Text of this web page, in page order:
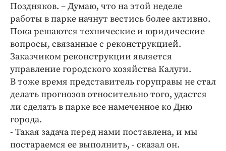
Поздняков. – Думаю, что на этой неделе
работы в парке начнут вестись более активно.
Пока решаются технические и юридические
вопросы, связанные с реконструкцией.
Заказчиком реконструкции является
управление городского хозяйства Калуги.
В тоже время представитель горуправы не стал
делать прогнозов относительно того, удастся
ли сделать в парке все намеченное ко Дню
города.
- Такая задача перед нами поставлена, и мы
постараемся ее выполнить, - сказал он.